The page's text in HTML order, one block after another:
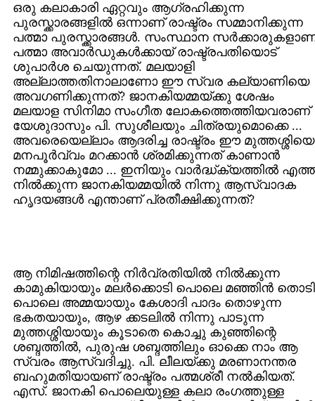
ഒരു കലാകാരി ഏറ്റവും ആഗ്രഹിക്കുന്ന
പുരസ്ക്കാരങ്ങളില്‍ ഒന്നാണ് രാഷ്ട്രം സമ്മാനിക്കുന്ന
പത്മാ പുരസ്ക്കാരങ്ങള്‍. സംസ്ഥാന
പത്മാ‍ അവാര്‍ഡുകള്‍ക്കായ് രാഷ്ട്രപതിയൊട്
ശുപാര്‍ശ ചെയുന്നത്. മലയാളി
അല്ലാത്തതിനാലാണോ ഈ സ്വര കല്യാണിയെ
അവഗണിക്കുന്നത്? ജാനകിയമ്മയ്ക്കു ശേഷം
മലയാള സിനിമാ സംഗീത ലോകത്തെത്തിയവരാണ്
യേശുദാസും പി. സുശീലയും ചിത്രയുമൊക്കെ ...
അവരെയെല്ലാം ആദരിച്ച രാഷ്ട്രം ഈ മുത്തശ്ശിയെ
മനപൂര്‍വ്വം മറക്കാന്‍ ശ്രമിക്കുന്നത് കാണാന്‍
നമ്മുക്കാകുമോ ... ഇനിയും വാര്‍ദ്ധ്ക്യത്തില്‍
നില്‍ക്കുന്ന ജാനകിയമ്മയില്‍ നിന്നു ആസ്വാദക
ഹൃദയങ്ങള്‍ എന്താണ് പ്രതീക്ഷിക്കുന്നത്?
ആ നിമിഷത്തിന്റെ നിര്‍വ്രതിയില്‍ നില്‍ക്കുന്ന
കാമുകിയായും മലര്‍ക്കൊടി പൊലെ മഞ്ഞിന്‍ തൊടി
പൊലെ അമ്മയായും കേശാദി പാദം തൊഴുന്ന
ഭകതയായും, ആഴ ക്കടലില്‍ നിന്നു പാടുന്ന
മുത്തശ്ശിയായും കൂടാതെ കൊച്ചു കുഞ്ഞിന്റെ
ശബ്ദത്തില്‍, പുരുഷ ശബ്ദത്തിലും ഓക്കെ നാം ആ
സ്വരം ആസ്വദിച്ചു. പി. ലീലയ്ക്കു മരണാനന്തര
ബഹുമതിയായണ് രാഷ്ട്രം പത്മശ്രീ നല്‍കിയത്.
എസ്. ജാനകി പൊലെയുള്ള കലാ രംഗത്തുള്ള